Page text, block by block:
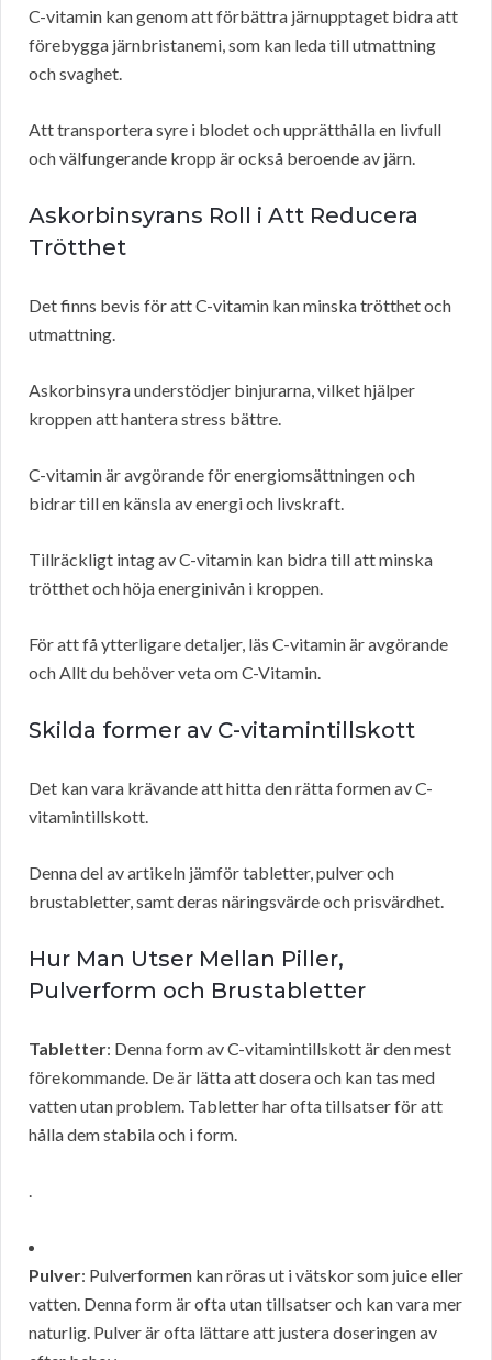
C-vitamin kan genom att förbättra järnupptaget bidra att
förebygga järnbristanemi, som kan leda till utmattning
och svaghet.
Att transportera syre i blodet och upprätthålla en livfull
och välfungerande kropp är också beroende av järn.
Askorbinsyrans Roll i Att Reducera
Trötthet
Det finns bevis för att C-vitamin kan minska trötthet och
utmattning.
Askorbinsyra understödjer binjurarna, vilket hjälper
kroppen att hantera stress bättre.
C-vitamin är avgörande för energiomsättningen och
bidrar till en känsla av energi och livskraft.
Tillräckligt intag av C-vitamin kan bidra till att minska
trötthet och höja energinivån i kroppen.
För att få ytterligare detaljer, läs C-vitamin är avgörande
och Allt du behöver veta om C-Vitamin.
Skilda former av C-vitamintillskott
Det kan vara krävande att hitta den rätta formen av C-
vitamintillskott.
Denna del av artikeln jämför tabletter, pulver och
brustabletter, samt deras näringsvärde och prisvärdhet.
Hur Man Utser Mellan Piller,
Pulverform och Brustabletter
Tabletter: Denna form av C-vitamintillskott är den mest
förekommande. De är lätta att dosera och kan tas med
vatten utan problem. Tabletter har ofta tillsatser för att
hålla dem stabila och i form.
.
Pulver: Pulverformen kan röras ut i vätskor som juice eller
vatten. Denna form är ofta utan tillsatser och kan vara mer
naturlig. Pulver är ofta lättare att justera doseringen av